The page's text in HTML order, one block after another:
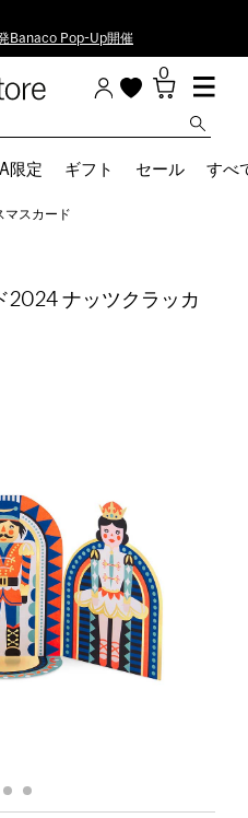
Banaco Pop-Up開催
0
限定 ギフト セール すべ
マスカード
2024 ナッツクラッカ